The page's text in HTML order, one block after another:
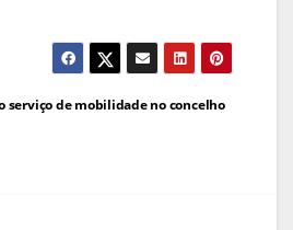
serviço de mobilidade no concelho